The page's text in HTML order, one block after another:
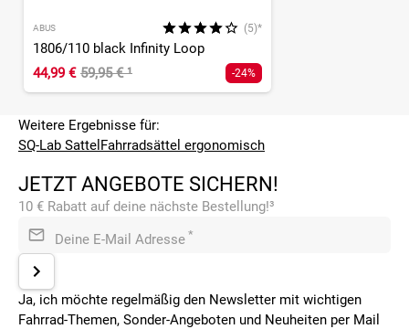
ABUS (5)*
1806/110 black Infinity Loop
44,99 € 59,95 €¹ -24%
Weitere Ergebnisse für:
SQ-Lab Sattel Fahrradsättel ergonomisch
JETZT ANGEBOTE SICHERN!
10 € Rabatt auf deine nächste Bestellung!³
Deine E-Mail Adresse *
Ja, ich möchte regelmäßig den Newsletter mit wichtigen
Fahrrad-Themen, Sonder-Angeboten und Neuheiten per Mail